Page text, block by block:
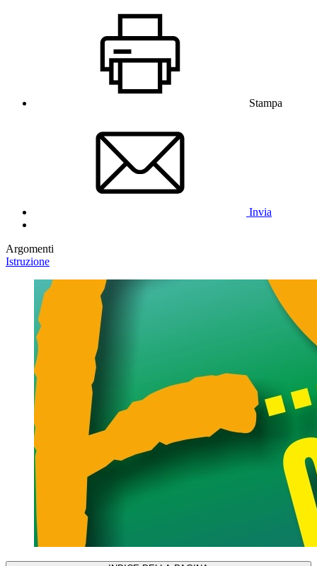
Stampa
Invia
Argomenti
Istruzione